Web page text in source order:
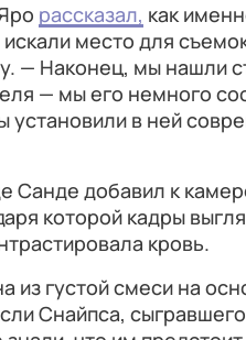
рассказал, как
место для
— Наконец, мы нашли
— мы его немного
установили в ней
Санде добавил к
которой кадры
кровь.
из густой смеси на
Снайпса,